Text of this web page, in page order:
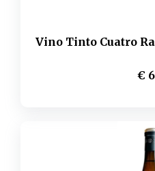
Vino Tinto Cuatro
€